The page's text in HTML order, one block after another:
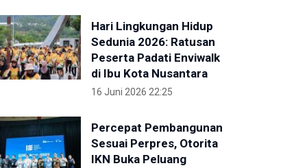
Hari Lingkungan Hidup
Sedunia 2026: Ratusan
Peserta Padati Enviwalk
di Ibu Kota Nusantara
16 Juni 2026 22:25
Percepat Pembangunan
Sesuai Perpres, Otorita
IKN Buka Peluang